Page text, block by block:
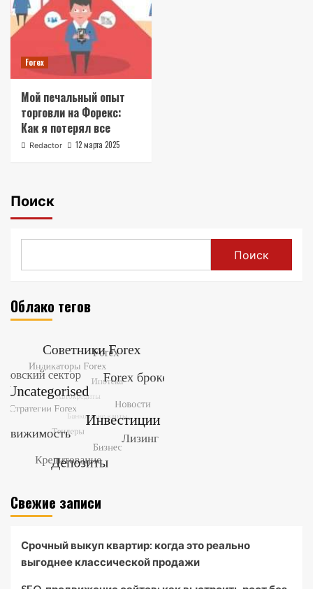
Forex
Мой печальный опыт
торговли на Форекс:
Как я потерял все
Redactor 12 марта 2025
Поиск
Поиск
Облако тегов
Свежие записи
Срочный выкуп квартир: когда это реально
выгоднее классической продажи